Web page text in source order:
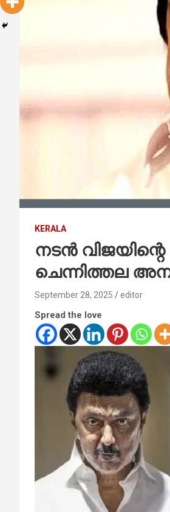
KERALA
നടൻ വിജയിന്റെ
ചെന്നിത്തല
September 28, 2025 editor
Spread the love